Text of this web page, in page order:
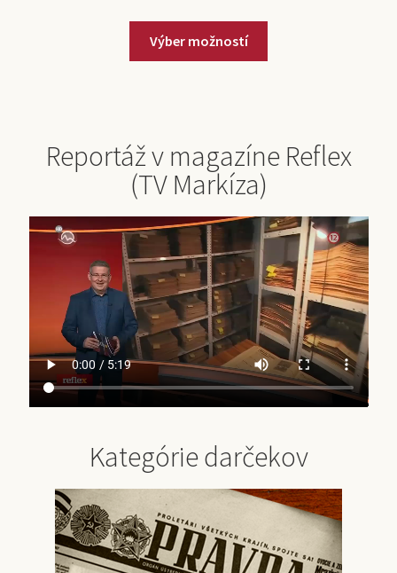
Výber možností
Reportáž v magazíne Reflex
(TV Markíza)
Kategórie darčekov